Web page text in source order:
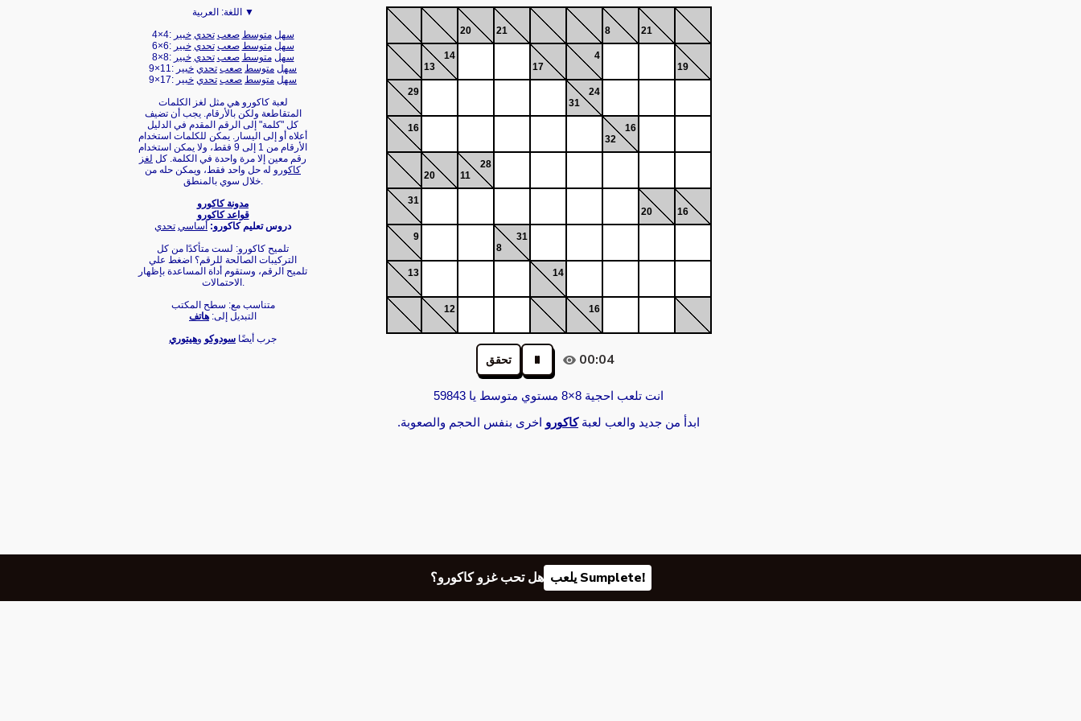
اللغة:
العربية ▼
4×4:
سهل متوسط صعب تحدي خبير
6×6:
سهل متوسط صعب تحدي خبير
8×8:
سهل متوسط صعب تحدي خبير
9×11:
سهل متوسط صعب تحدي خبير
9×17:
سهل متوسط صعب تحدي خبير
لعبة كاكورو هي مثل لغز الكلمات
المتقاطعة ولكن بالأرقام. يجب أن تضيف
كل "كلمة" إلى الرقم المقدم في الدليل
أعلاه أو إلى اليسار. يمكن للكلمات استخدام
الأرقام من 1 إلى 9 فقط، ولا يمكن استخدام
رقم معين إلا مرة واحدة في الكلمة. كل لغز
كاكورو له حل واحد فقط، ويمكن حله من
خلال سوي بالمنطق.
مدونة كاكورو
قواعد كاكورو
دروس تعليم كاكورو: أساسي تحدي
تلميح كاكورو: لست متأكدًا من كل
التركيبات الصالحة للرقم؟ اضغط علي
تلميح الرقم، وستقوم أداة المساعدة بإظهار
الاحتمالات.
متناسب مع: سطح المكتب
التبديل إلى: هاتف
جرب أيضًا سودوكو وهيتوري
20 21 8 21
14
13
17
4
19
29
24
31
16
16
32
20
28
11
31
20
16
9
31
8
13 14
12 16
تحقق 00:04
انت تلعب احجية 8×8 مستوي متوسط يا 59843
ابدأ من جديد والعب لعبةكاكورو اخرى بنفس الحجم والصعوبة.‏
هل تحب غزو كاكورو؟ يلعب Sumplete!